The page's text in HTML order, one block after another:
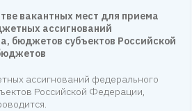
вакантных мест для приема
ассигнований
бюджетов субъектов Российской
ассигнований федерального
Российской Федерации,